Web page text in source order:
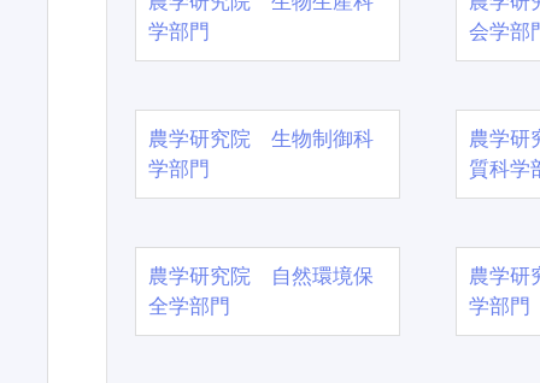
学部門
会学部
農学研究院 生物制御科
学部門
農学
質科学
農学研究院 自然環境保
全学部門
農学
学部門